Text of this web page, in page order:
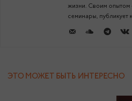
жизни. Своим опытом
семинары, публикует
ЭТО МОЖЕТ БЫТЬ ИНТЕРЕСНО